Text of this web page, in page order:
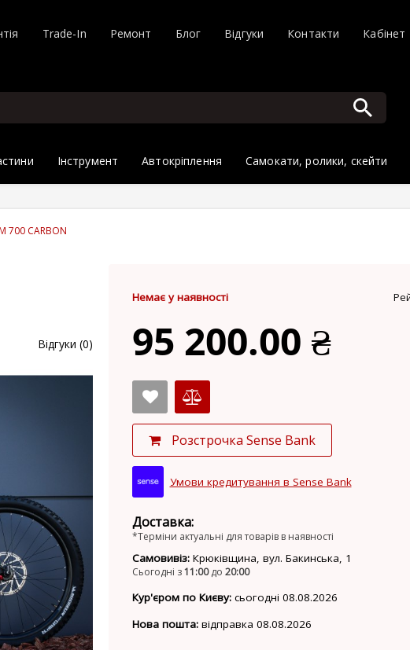
Trade-In Ремонт Блог Відгуки Контакти Кабінет
Інструмент Автокріплення Самокати, ролики, скейти
700 CARBON
Відгуки (0)
Немає у наявності
95 200.00 ₴
Розстрочка Sense Bank
Умови кредитування в Sense Bank
Доставка:
*Терміни актуальні для товарів в наявності
Самовивіз: Крюківщина, вул. Бакинська, 1
Сьогодні з11:00до 20:00
Кур'єром по Києву: сьогодні 08.08.2026
Нова пошта: відправка 08.08.2026